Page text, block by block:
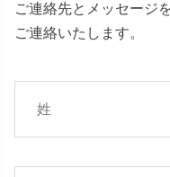
ご連絡先とメッセージ
ご連絡いたします。